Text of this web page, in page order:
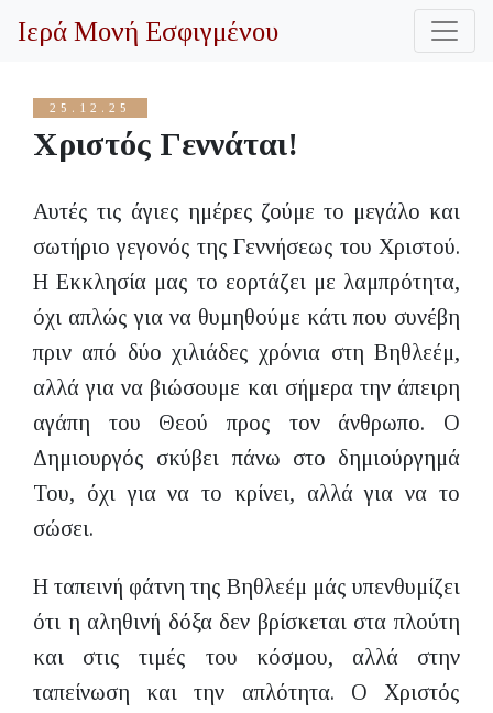
25.12.25
Χριστός Γεννάται!
Αυτές τις άγιες ημέρες ζούμε το μεγάλο και
σωτήριο γεγονός της Γεννήσεως του Χριστού.
Η Εκκλησία μας το εορτάζει με λαμπρότητα,
όχι απλώς για να θυμηθούμε κάτι που συνέβη
πριν από δύο χιλιάδες χρόνια στη Βηθλεέμ,
αλλά για να βιώσουμε και σήμερα την άπειρη
αγάπη του Θεού προς τον άνθρωπο. Ο
Δημιουργός σκύβει πάνω στο δημιούργημά
Του, όχι για να το κρίνει, αλλά για να το
σώσει.
Η ταπεινή φάτνη της Βηθλεέμ μάς υπενθυμίζει
ότι η αληθινή δόξα δεν βρίσκεται στα πλούτη
και στις τιμές του κόσμου, αλλά στην
ταπείνωση και την απλότητα. Ο Χριστός
Ιερά Μονή Εσφιγμένου